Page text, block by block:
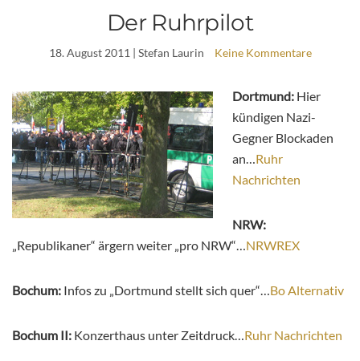
Der Ruhrpilot
18. August 2011 | Stefan Laurin Keine Kommentare
Dortmund: Hier
kündigen Nazi-
Gegner Blockaden
an…Ruhr
Nachrichten
NRW:
„Republikaner“ ärgern weiter „pro NRW“…NRWREX
Bochum: Infos zu „Dortmund stellt sich quer“…Bo Alternativ
Bochum II: Konzerthaus unter Zeitdruck…Ruhr Nachrichten